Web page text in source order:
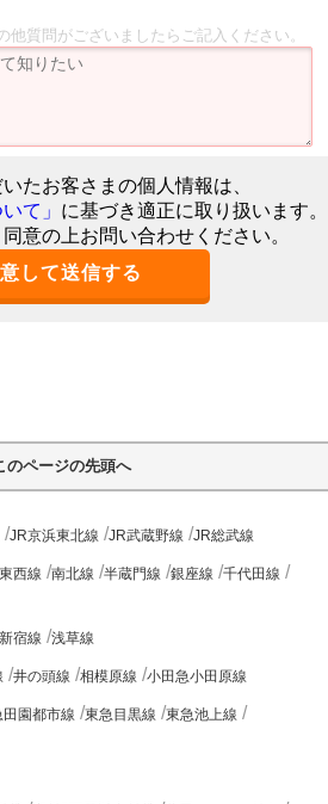
他質問がございましたらご記入ください。
たお客さまの個人情報は、
て」 に基づき適正に取り扱います。
意の上お問い合わせください。
のページの先頭へ
JR京浜東北線 JR武蔵野線 JR総武線
東西線 南北線 半蔵門線 銀座線
千代田線
宿線 浅草線
井の頭線 相模原線 小田急小田原線
田園都市線 東急目黒線
東急池上線